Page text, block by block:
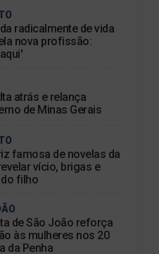
radicalmente de vida
nova profissão:
atrás e relança
de Minas Gerais
famosa de novelas da
vício, brigas e
filho
de São João reforça
às mulheres nos 20
da Penha